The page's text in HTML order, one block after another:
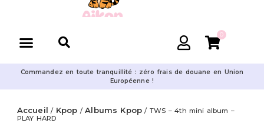
0
Commandez en toute tranquillité : zéro frais de douane en Union
Européenne !
Accueil / Kpop /Albums Kpop/ TWS – 4th mini album –
PLAY HARD